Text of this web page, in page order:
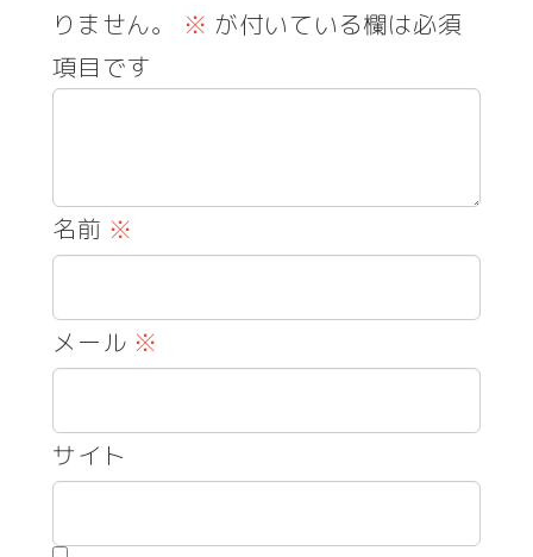
りません。
※ が付いている欄は必須
項目です
名前 ※
メール ※
サイト